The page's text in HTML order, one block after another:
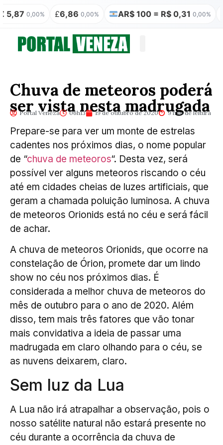
£ 6,86 0,00% AR$ 100 = R$ 0,31 0,00% ₿ R$
Chuva de meteoros poderá
ser vista nesta madrugada
Portal Veneza 06h13 19 de outubro de 2020 9 min de leitura
Prepare-se para ver um monte de estrelas
cadentes nos próximos dias, o nome popular
de “chuva de meteoros“. Desta vez, será
possível ver alguns meteoros riscando o céu
até em cidades cheias de luzes artificiais, que
geram a chamada poluição luminosa. A chuva
de meteoros Orionids está no céu e será fácil
de achar.
A chuva de meteoros Orionids, que ocorre na
constelação de Órion, promete dar um lindo
show no céu nos próximos dias. É
considerada a melhor chuva de meteoros do
mês de outubro para o ano de 2020. Além
disso, tem mais três fatores que vão tonar
mais convidativa a ideia de passar uma
madrugada em claro olhando para o céu, se
as nuvens deixarem, claro.
Sem luz da Lua
A Lua não irá atrapalhar a observação, pois o
nosso satélite natural não estará presente no
céu durante a ocorrência da chuva de